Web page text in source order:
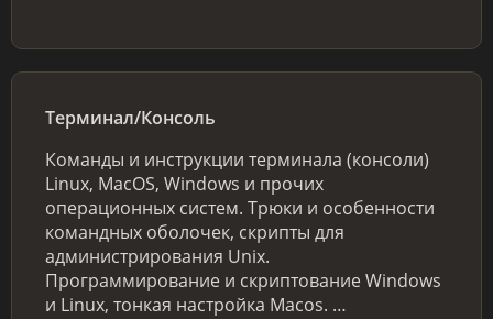
Терминал/Консоль
Команды и инструкции терминала (консоли)
Linux, MacOS, Windows и прочих
операционных систем. Трюки и особенности
командных оболочек, скрипты для
администрирования Unix.
Программирование и скриптование Windows
и Linux, тонкая настройка Macos. …